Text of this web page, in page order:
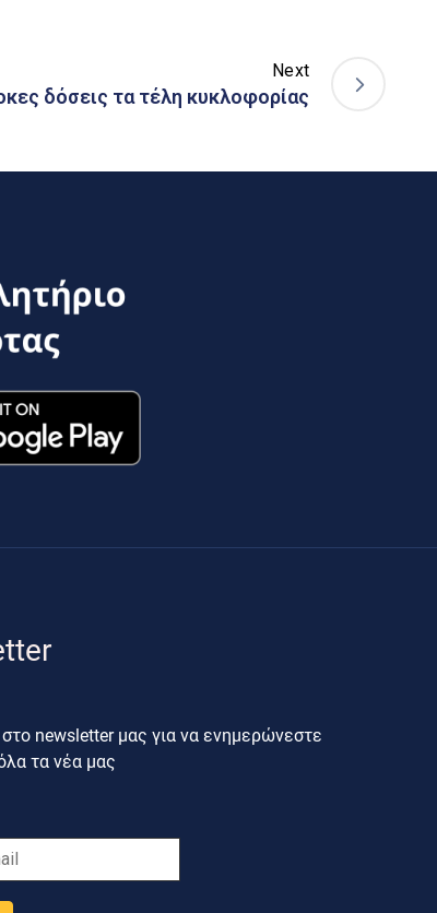
Next
δόσεις τα τέλη κυκλοφορίας
newsletter μας για να ενημερώνεστε
τα νέα μας